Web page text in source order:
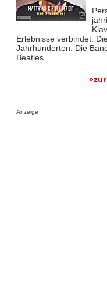
Erlebnisse verbindet.
Jahrhunderten. Die
Beatles.
Anzeige